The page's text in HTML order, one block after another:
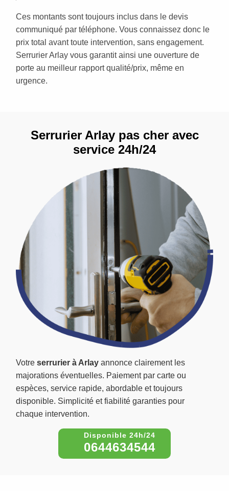
Ces montants sont toujours inclus dans le devis
communiqué par téléphone. Vous connaissez donc le
prix total avant toute intervention, sans engagement.
Serrurier Arlay vous garantit ainsi une ouverture de
porte au meilleur rapport qualité/prix, même en
urgence.
Votre serrurier à Arlay annonce clairement les
majorations éventuelles. Paiement par carte ou
espèces, service rapide, abordable et toujours
disponible. Simplicité et fiabilité garanties pour
chaque intervention.
0644634544
Serrurier Arlay pas cher avec
service 24h/24